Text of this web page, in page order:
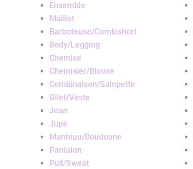
Ensemble
Maillot
Barboteuse/Combishort
Body/Legging
Chemise
Chemisier/Blouse
Combinaison/Salopette
Gilet/Veste
Jean
Jupe
Manteau/Doudoune
Pantalon
Pull/Sweat